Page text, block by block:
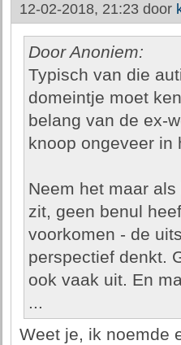
12-02-2018, 21:23 door
Door Anoniem:
Typisch van die
domeintje moet
belang van de ex-
knoop ongeveer in
Neem het maar
zit, geen benul
voorkomen - de
perspectief denkt.
ook vaak uit. En
...
Weet je, ik noemde